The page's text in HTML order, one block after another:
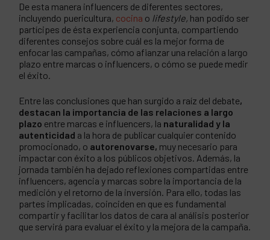
De esta manera influencers de diferentes sectores,
incluyendo puericultura, cocina o lifestyle, han podido ser
partícipes de ésta experiencia conjunta, compartiendo
diferentes consejos sobre cuál es la mejor forma de
enfocar las campañas, cómo afianzar una relación a largo
plazo entre marcas o influencers, o cómo se puede medir
el éxito.
Entre las conclusiones que han surgido a raíz del debate,
destacan la importancia de las relaciones a largo
plazo entre marcas e influencers, la naturalidad y la
autenticidad a la hora de publicar cualquier contenido
promocionado, o autorenovarse, muy necesario para
impactar con éxito a los públicos objetivos. Además, la
jornada también ha dejado reflexiones compartidas entre
influencers, agencia y marcas sobre la importancia de la
medición y el retorno de la inversión. Para ello, todas las
partes implicadas, coinciden en que es fundamental
compartir y facilitar los datos de cara al análisis posterior
que servirá para evaluar el éxito y la mejora de la campaña.